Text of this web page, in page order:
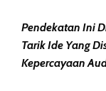
Pendekatan Ini
Tarik Ide Yang
Kepercayaan